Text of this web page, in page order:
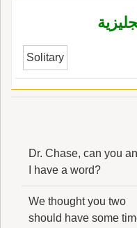
Solitary
Dr. Chase, can you
I have a word?
We thought you two
should have some